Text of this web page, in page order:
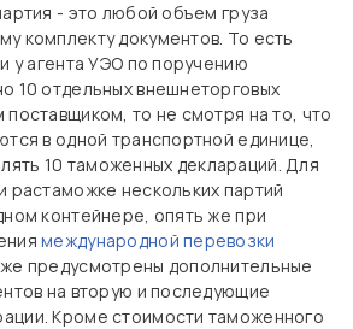
- это любой объем груза
комплекту документов. То есть
у агента УЭО по поручению
10 отдельных внешнеторговых
то не смотря на то, что
в одной транспортной единице,
10 таможенных деклараций. Для
растаможке нескольких партий
контейнере, опять же при
международной перевозки
предусмотрены дополнительные
на вторую и последующие
Кроме стоимости таможенного